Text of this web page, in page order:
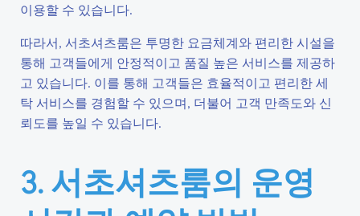
이용할 수 있습니다.
따라서, 서초셔츠룸은 투명한 요금체계와 편리한 시설을
통해 고객들에게 안정적이고 품질 높은 서비스를 제공하
고 있습니다. 이를 통해 고객들은 효율적이고 편리한 세
탁 서비스를 경험할 수 있으며, 더불어 고객 만족도와 신
뢰도를 높일 수 있습니다.
3. 서초셔츠룸의 운영